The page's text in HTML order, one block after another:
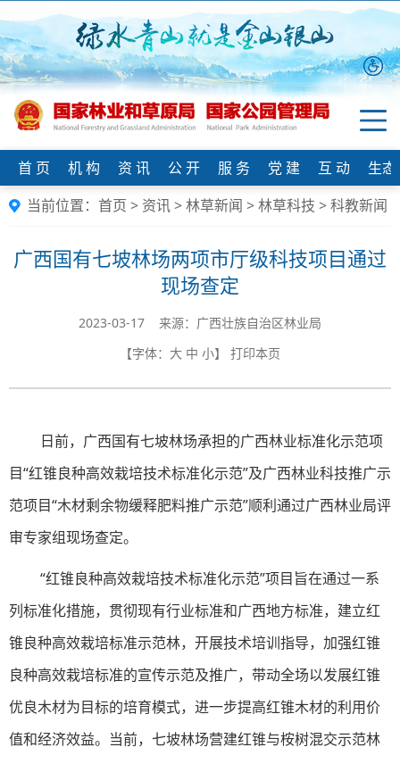
首 页 机 构 资 讯 公 开 服 务 党 建 互 动
生
当前位置： 首页 > 资讯>林草新闻 >林草科技 >科教新闻
广西国有七坡林场两项市厅级科技项目通过
现场查定
2023-03-17 来源：广西壮族自治区林业局
【字体： 大 中 小】 打印本页
日前，广西国有七坡林场承担的广西林业标准化示范项
目“红锥良种高效栽培技术标准化示范”及广西林业科技推广示
范项目“木材剩余物缓释肥料推广示范”顺利通过广西林业局评
审专家组现场查定。
“红锥良种高效栽培技术标准化示范”项目旨在通过一系
列标准化措施，贯彻现有行业标准和广西地方标准，建立红
锥良种高效栽培标准示范林，开展技术培训指导，加强红锥
良种高效栽培标准的宣传示范及推广，带动全场以发展红锥
优良木材为目标的培育模式，进一步提高红锥木材的利用价
值和经济效益。当前，七坡林场营建红锥与桉树混交示范林